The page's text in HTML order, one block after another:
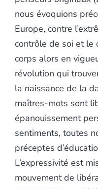
nous évoquions
Europe, contre
contrôle de soi et le
corps alors en
révolution qui
la naissance de la
maîtres-mots sont
épanouissement
sentiments, toutes
préceptes
L’expressivité est
mouvement de